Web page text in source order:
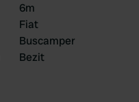
6m
Fiat
Buscamper
Bezit